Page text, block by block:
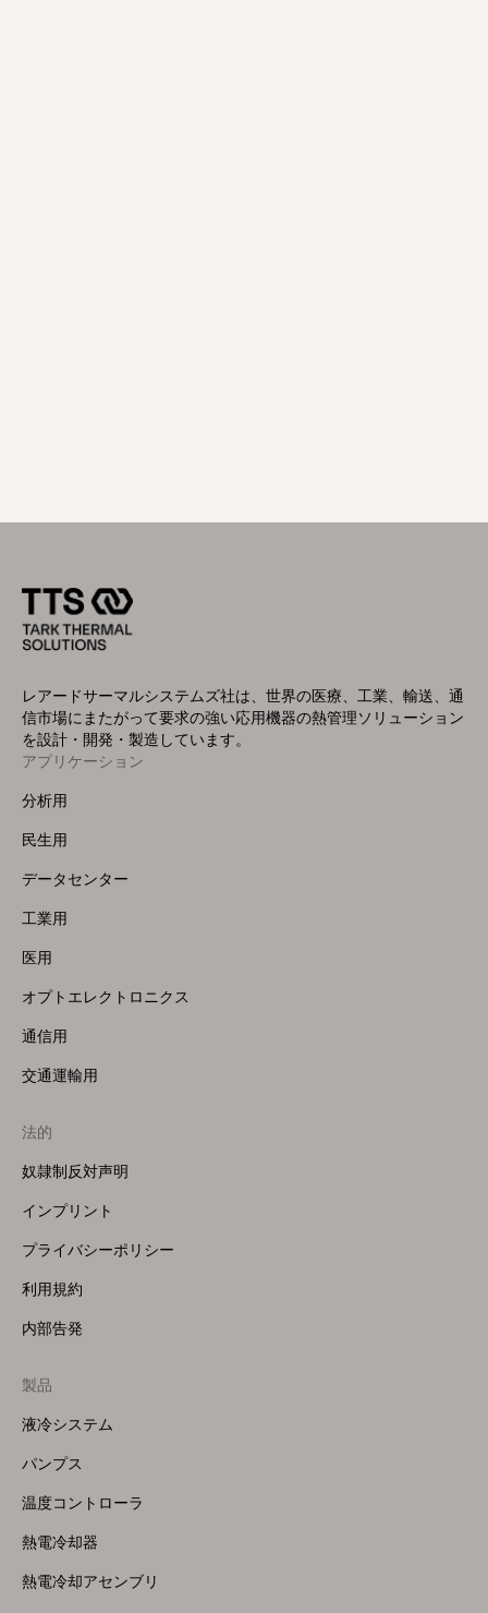
レアードサーマルシステムズ社は、世界の医療、工業、輸送、通
信市場にまたがって要求の強い応用機器の熱管理ソリューション
を設計・開発・製造しています。
Footer
Menu
アプリケーション
分析用
民生用
データセンター
工業用
医用
オプトエレクトロニクス
通信用
交通運輸用
法的
奴隷制反対声明
インプリント
プライバシーポリシー
利用規約
内部告発
Footer
Menu
製品
液冷システム
パンプス
温度コントローラ
熱電冷却器
熱電冷却アセンブリ